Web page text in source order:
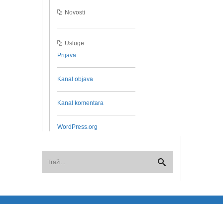
Novosti
Usluge
Prijava
Kanal objava
Kanal komentara
WordPress.org